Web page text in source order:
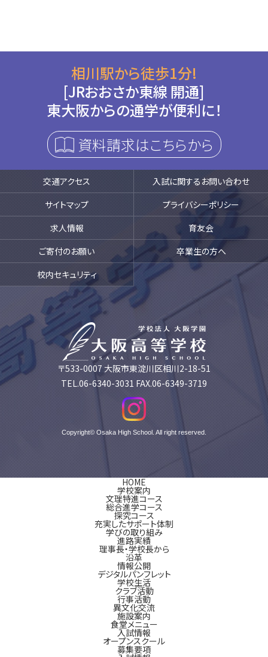
相川駅から徒歩1分!
[JRおおさか東線 開通]
東大阪からの通学が便利に！
資料請求はこちらから
交通アクセス
入試に関するお問い合わせ
サイトマップ
プライバシーポリシー
求人情報
育友会
ご寄付のお願い
卒業生の方へ
校内セキュリティ
〒533-0007 大阪市東淀川区相川2-18-51
TEL.06-6340-3031 FAX.06-6349-3719
Copyright© Osaka High School. All right reserved.
HOME
学校案内
文理特進コース
総合進学コース
探究コース
充実したサポート体制
学びの取り組み
進路実績
理事長・学校長から
沿革
情報公開
デジタルパンフレット
学校生活
クラブ活動
行事活動
異文化交流
施設案内
食堂メニュー
入試情報
オープンスクール
募集要項